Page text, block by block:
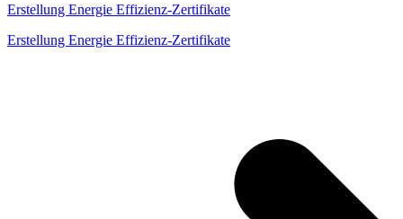
Erstellung Energie Effizienz-Zertifikate
Erstellung Energie Effizienz-Zertifikate